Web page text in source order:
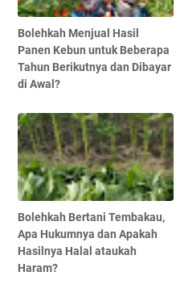
Bolehkah Menjual Hasil
Panen Kebun untuk Beberapa
Tahun Berikutnya dan Dibayar
di Awal?
Bolehkah Bertani Tembakau,
Apa Hukumnya dan Apakah
Hasilnya Halal ataukah
Haram?